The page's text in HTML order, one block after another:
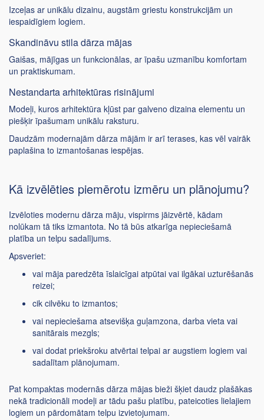
Izceļas ar unikālu dizainu, augstām griestu konstrukcijām un
iespaidīgiem logiem.
Skandināvu stila dārza mājas
Gaišas, mājīgas un funkcionālas, ar īpašu uzmanību komfortam
un praktiskumam.
Nestandarta arhitektūras risinājumi
Modeļi, kuros arhitektūra kļūst par galveno dizaina elementu un
piešķir īpašumam unikālu raksturu.
Daudzām modernajām dārza mājām ir arī terases, kas vēl vairāk
paplašina to izmantošanas iespējas.
Kā izvēlēties piemērotu izmēru un plānojumu?
Izvēloties modernu dārza māju, vispirms jāizvērtē, kādam
nolūkam tā tiks izmantota. No tā būs atkarīga nepieciešamā
platība un telpu sadalījums.
Apsveriet:
vai māja paredzēta īslaicīgai atpūtai vai ilgākai uzturēšanās
reizei;
cik cilvēku to izmantos;
vai nepieciešama atsevišķa guļamzona, darba vieta vai
sanitārais mezgls;
vai dodat priekšroku atvērtai telpai ar augstiem logiem vai
sadalītam plānojumam.
Pat kompaktas modernās dārza mājas bieži šķiet daudz plašākas
nekā tradicionāli modeļi ar tādu pašu platību, pateicoties lielajiem
logiem un pārdomātam telpu izvietojumam.